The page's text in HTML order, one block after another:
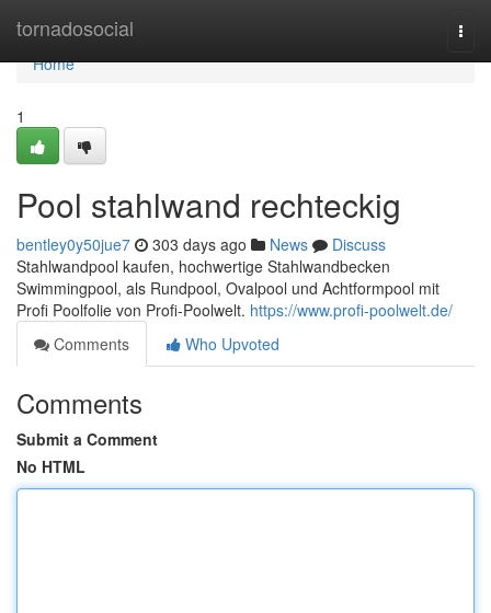
tornadosocial
Home
Home
1
Pool stahlwand rechteckig
bentley0y50jue7 303 days ago News
Discuss
Stahlwandpool kaufen, hochwertige Stahlwandbecken
Swimmingpool, als Rundpool, Ovalpool und Achtformpool mit
Profi Poolfolie von Profi-Poolwelt. https://www.profi-poolwelt.de/
Comments
Who Upvoted
Comments
Submit a Comment
No HTML